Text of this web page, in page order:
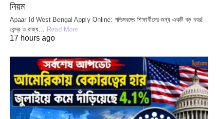
নিয়ম
Apaar Id West Bengal Apply Online: পশ্চিমবঙ্গের শিক্ষার্থীদের জন্য একটি বড় খবর!
কেন্দ্র ও রাজ্য… Read More
17 hours ago